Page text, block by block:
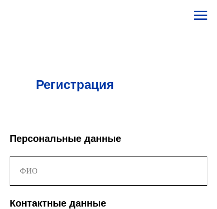
Регистрация
Персональные данные
Контактные данные